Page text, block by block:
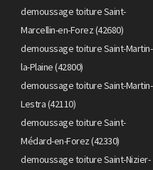
demoussage toiture Saint-
Marcellin-en-Forez (42680)
demoussage toiture Saint-Martin-
la-Plaine (42800)
demoussage toiture Saint-Martin-
Lestra (42110)
demoussage toiture Saint-
Médard-en-Forez (42330)
demoussage toiture Saint-Nizier-